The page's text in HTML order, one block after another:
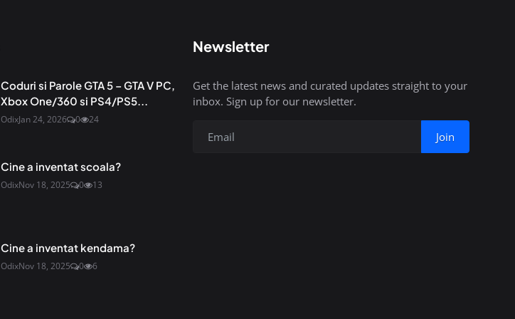
Coduri si Parole GTA 5 – GTA V PC,
Xbox One/360 si PS4/PS5...
OdixJan 24, 2026 0 24
Cine a inventat scoala?
OdixNov 18, 2025 0 13
Cine a inventat kendama?
OdixNov 18, 2025 0 6
Newsletter
Get the latest news and curated updates straight to your
inbox. Sign up for our newsletter.
Join